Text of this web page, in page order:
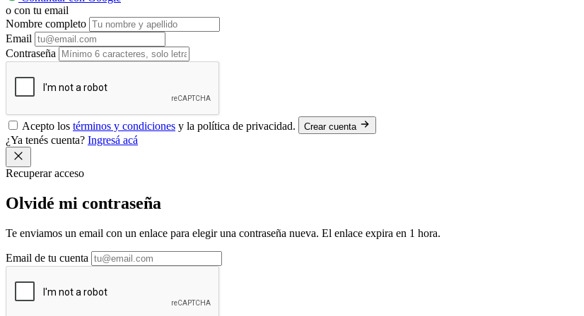
o con tu email
Nombre completo
Email
Contraseña
Acepto los términos y condiciones y la política de privacidad. Crear cuenta
¿Ya tenés cuenta? Ingresá acá
Recuperar acceso
Olvidé mi contraseña
Te enviamos un email con un enlace para elegir una contraseña nueva. El enlace expira en 1 hora.
Email de tu cuenta